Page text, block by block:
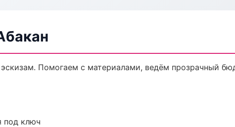
Помогаем с материалами, ведём прозрачный
под ключ